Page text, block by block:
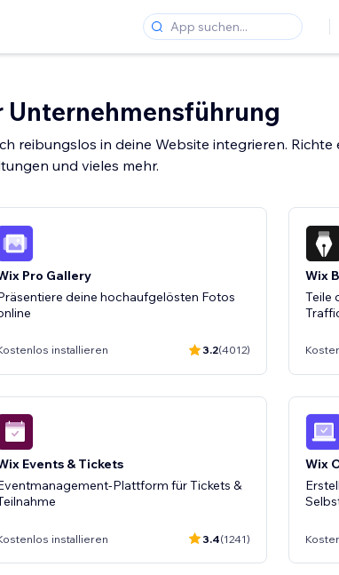
Unternehmensführung
reibungslos in deine Website integrieren. Richte
und vieles mehr.
Pro Gallery
deine hochaufgelösten Fotos
installieren 3.2(4012)
Wix
Teile
Events & Tickets
Plattform für Tickets &
installieren 3.4(1241)
Wix